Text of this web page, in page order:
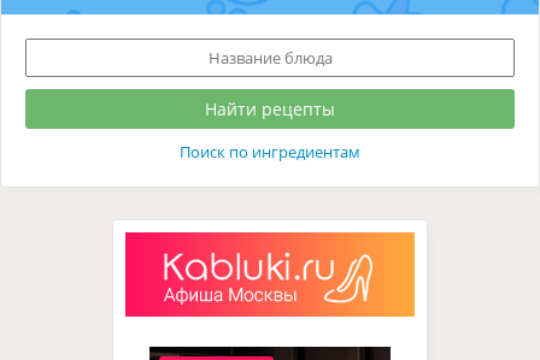
Поиск по ингредиентам